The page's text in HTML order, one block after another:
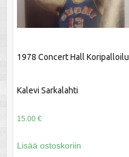
1978 Concert Hall Koripalloilu
Kalevi Sarkalahti
15.00 €
Lisää ostoskoriin